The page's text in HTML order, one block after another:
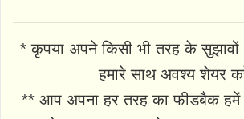
* कृपया अपने किसी भी तरह के सुझावों
हमारे साथ अवश्य शेयर
** आप अपना हर तरह का फीडबैक